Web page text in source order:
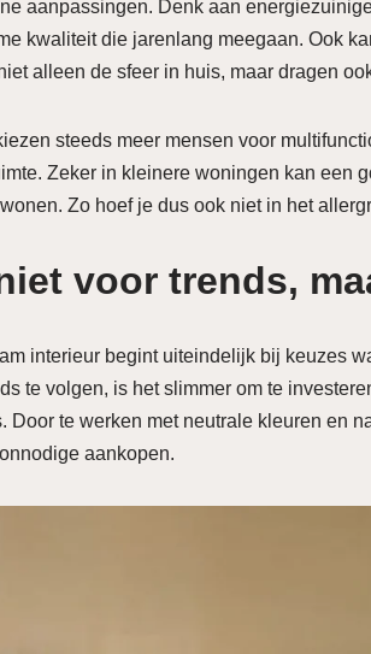
aanpassingen. Denk aan
kwaliteit die jarenlang meegaan. Ook
alleen de sfeer in huis, maar dragen
steeds meer mensen voor
Zeker in kleinere woningen kan een
Zo hoef je dus ook niet in het
voor trends,
interieur begint uiteindelijk bij keuzes
te volgen, is het slimmer om te
Door te werken met neutrale kleuren en
aankopen.